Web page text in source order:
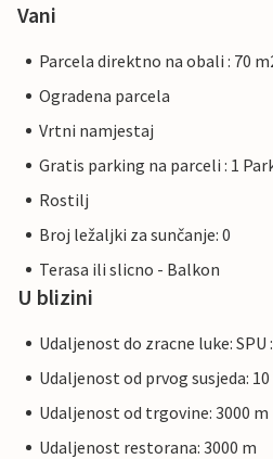
Vani
Parcela direktno na obali : 70
Ogradena parcela
Vrtni namjestaj
Gratis parking na parceli : 1
Rostilj
Broj ležaljki za sunčanje: 0
Terasa ili slicno - Balkon
U blizini
Udaljenost do zracne luke: SPU
Udaljenost od prvog susjeda: 10
Udaljenost od trgovine: 3000 m
Udaljenost restorana: 3000 m